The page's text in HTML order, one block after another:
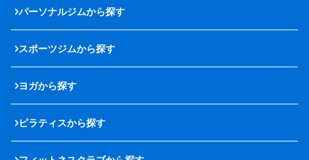
パーソナルジムから探す
スポーツジムから探す
ヨガから探す
ピラティスから探す